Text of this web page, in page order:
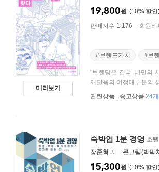
미리보기
10%
19,800원
판매지수 1,176
회원리
#브랜드가치 #브
"브랜딩은 결국, 나만의
깨달음의 여정대부분의
관련상품 : 중고상품 24개
숙박업 1분 경영 호
장준혁 저 큰그림(빅픽
10%
15,300원